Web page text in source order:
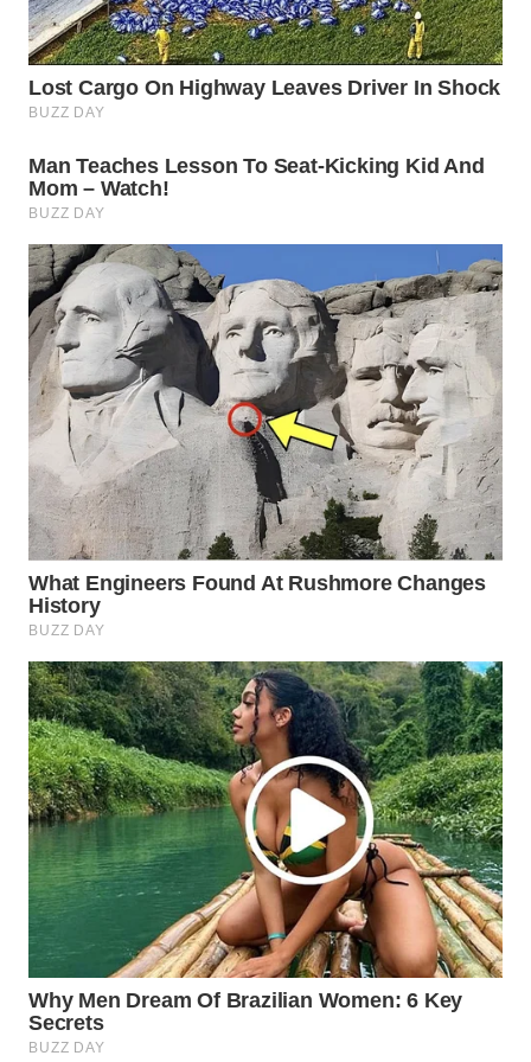
WN
PRIANGAN
TIMUR
SEMARANG
WN
SOLO
WN
BOROBUDUR
WN
MADURA
SURABAYA
WN
NATUNA
BINTAN
WN
MANDALIKA
WN
LIKUPANG
LABUANBAJO
WN
BORNEO